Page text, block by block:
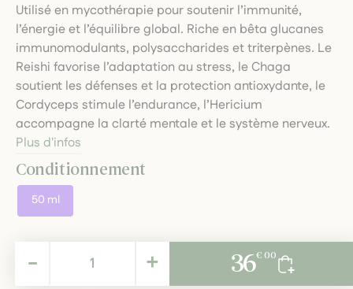
Utilisé en mycothérapie pour soutenir l’immunité,
l’énergie et l’équilibre global. Riche en bêta glucanes
immunomodulants, polysaccharides et triterpènes. Le
Reishi favorise l’adaptation au stress, le Chaga
soutient les défenses et la protection antioxydante, le
Cordyceps stimule l’endurance, l’Hericium
accompagne la clarté mentale et le système nerveux.
Plus d'infos
Conditionnement
50 ml
36,00 € TTC
+
- 36€ 00